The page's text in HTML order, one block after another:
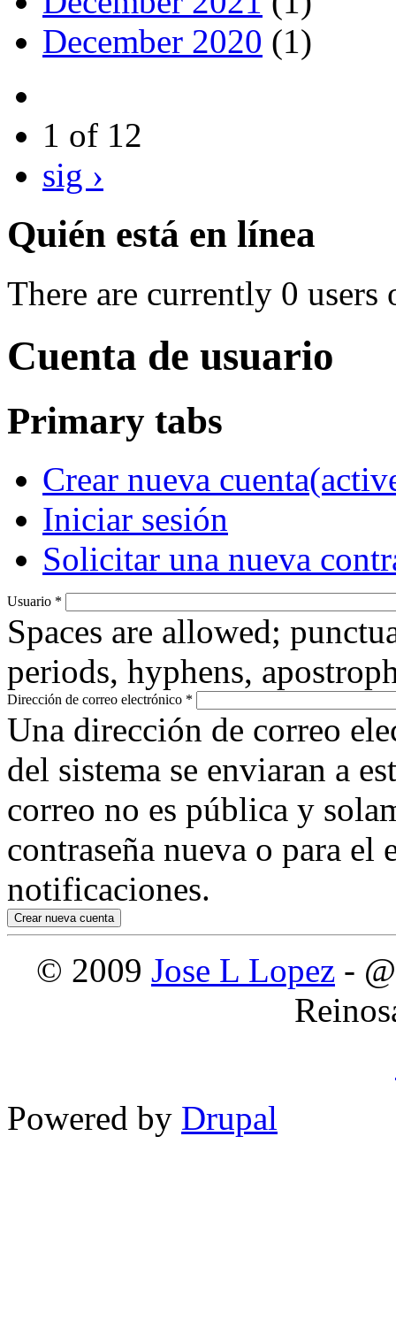
December 2020 (1)
1 of 12
sig ›
Quién está en línea
There are currently 0 users
Cuenta de usuario
Primary tabs
Crear nueva cuenta
Iniciar sesión
Solicitar una nueva
Usuario *
Spaces are allowed;
periods, hyphens,
Dirección de correo electrónico *
Una dirección de correo
del sistema se enviaran a
correo no es pública y
contraseña nueva o para
notificaciones.
© 2009 Jose L Lopez -
Powered by Drupal